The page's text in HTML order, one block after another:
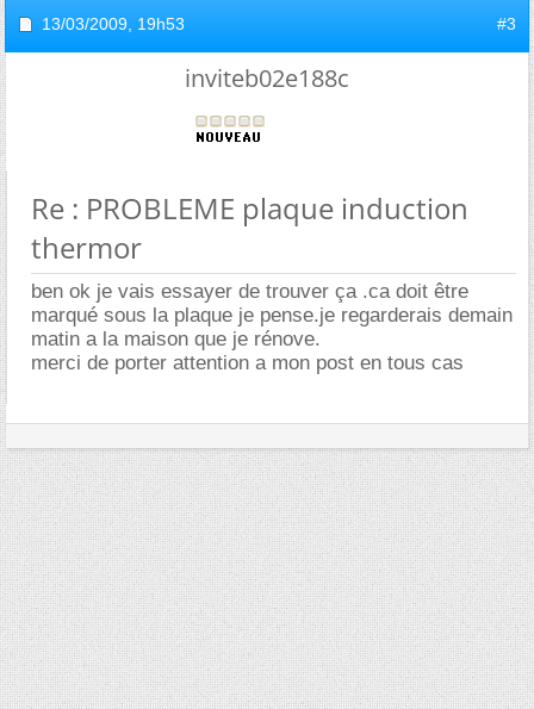
13/03/2009, 19h53 #3
inviteb02e188c
Re : PROBLEME plaque induction
thermor
ben ok je vais essayer de trouver ça .ca doit être
marqué sous la plaque je pense.je regarderais demain
matin a la maison que je rénove.
merci de porter attention a mon post en tous cas